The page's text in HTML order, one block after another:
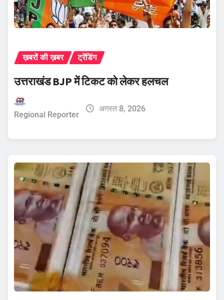
ख़बरों की ख़बर ट्रेंडिंग
उत्तराखंड BJP में टिकट को लेकर हलचल
Regional Reporter
अगस्त 8, 2026